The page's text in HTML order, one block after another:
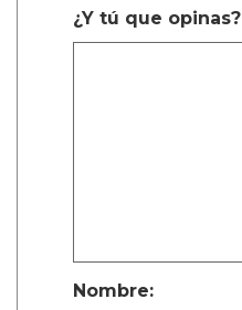
¿Y tú que opinas?
Nombre: